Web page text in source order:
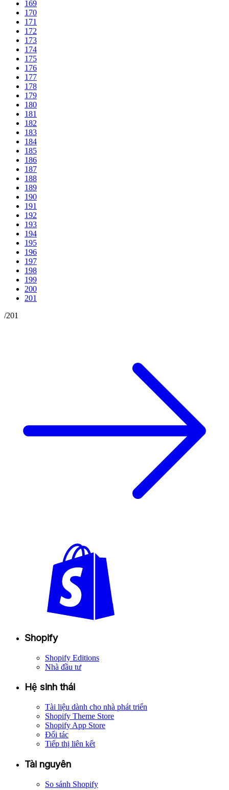
169
170
171
172
173
174
175
176
177
178
179
180
181
182
183
184
185
186
187
188
189
190
191
192
193
194
195
196
197
198
199
200
201
/201
Shopify
Shopify Editions
Nhà đầu tư
Hệ sinh thái
Tài liệu dành cho nhà phát triển
Shopify Theme Store
Shopify App Store
Đối tác
Tiếp thị liên kết
Tài nguyên
So sánh Shopify